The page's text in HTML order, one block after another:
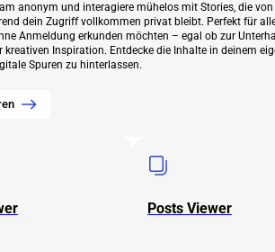
anonym und interagiere mühelos mit Stories, die
dein Zugriff vollkommen privat bleibt. Perfekt für
Anmeldung erkunden möchten – egal ob zur
kreativen Inspiration. Entdecke die Inhalte in deinem
Spuren zu hinterlassen.
Posts Viewer